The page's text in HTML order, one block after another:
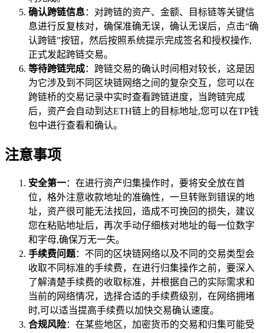
确认跨链信息：对跨链的资产、金额、目标链等关键信
息进行反复核对，确保准确无误，确认无误后，点击“确
认跨链”按钮，然后按照系统提示完成签名和授权操作,
正式发起跨链交易。
等待跨链完成：跨链交易的确认时间相对较长，这是因
为它涉及到不同区块链网络之间的复杂交互，您可以在
跨链桥的交易记录中实时查看跨链进度，当跨链完成
后，资产会自动到达ETH链上的目标地址,您可以在TP钱
包中进行查看和确认。
注意事项
安全第一：在进行资产归集操作时，要将安全放在首
位，格外注意收款地址的准确性，一旦转账到错误的地
址，资产很可能无法找回，造成不可挽回的损失，建议
您在粘贴地址后，再次手动仔细核对地址的每一位数字
和字母,确保万无一失。
手续费问题：不同的区块链网络以及不同的交易类型会
收取不同标准的手续费，在进行归集操作之前，要深入
了解清楚手续费的收取标准，并根据自己的实际需求和
当前的网络情况，选择合适的手续费级别，在网络拥堵
时,可以适当提高手续费以加快交易确认速度。
合规风险：在某些地区，加密货币的交易和归集可能受